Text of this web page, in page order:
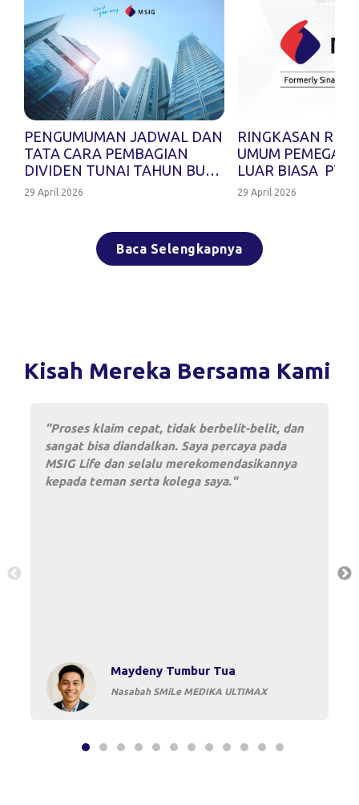
PENGUMUMAN JADWAL DAN
TATA CARA PEMBAGIAN
DIVIDEN TUNAI TAHUN BUKU
2025 PT MSIG LIFE
29 April 2026
RINGKASAN
UMUM
LUAR BIASA  PT
INSURANCE
29 April 2026
Baca Selengkapnya
Kisah Mereka Bersama Kami
"Proses klaim cepat, tidak berbelit-belit, dan
sangat bisa diandalkan. Saya percaya pada
MSIG Life dan selalu merekomendasikannya
kepada teman serta kolega saya."
Maydeny Tumbur Tua
Nasabah SMiLe MEDIKA ULTIMAX